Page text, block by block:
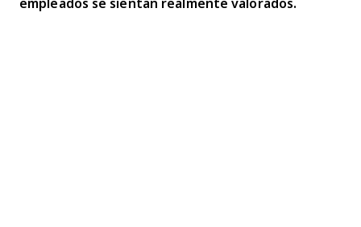
empleados se sientan realmente valorados.